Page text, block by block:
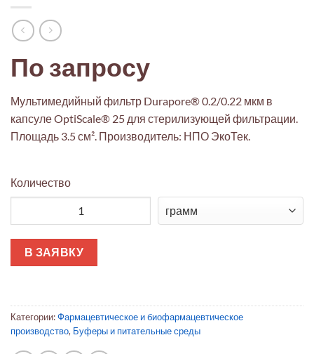
По запросу
Мультимедийный фильтр Durapore® 0.2/0.22 мкм в
капсуле OptiScale® 25 для стерилизующей фильтрации.
Площадь 3.5 см². Производитель: НПО ЭкоТек.
Количество
В ЗАЯВКУ
Категории:Фармацевтическое и биофармацевтическое
производство, Буферы и питательные среды